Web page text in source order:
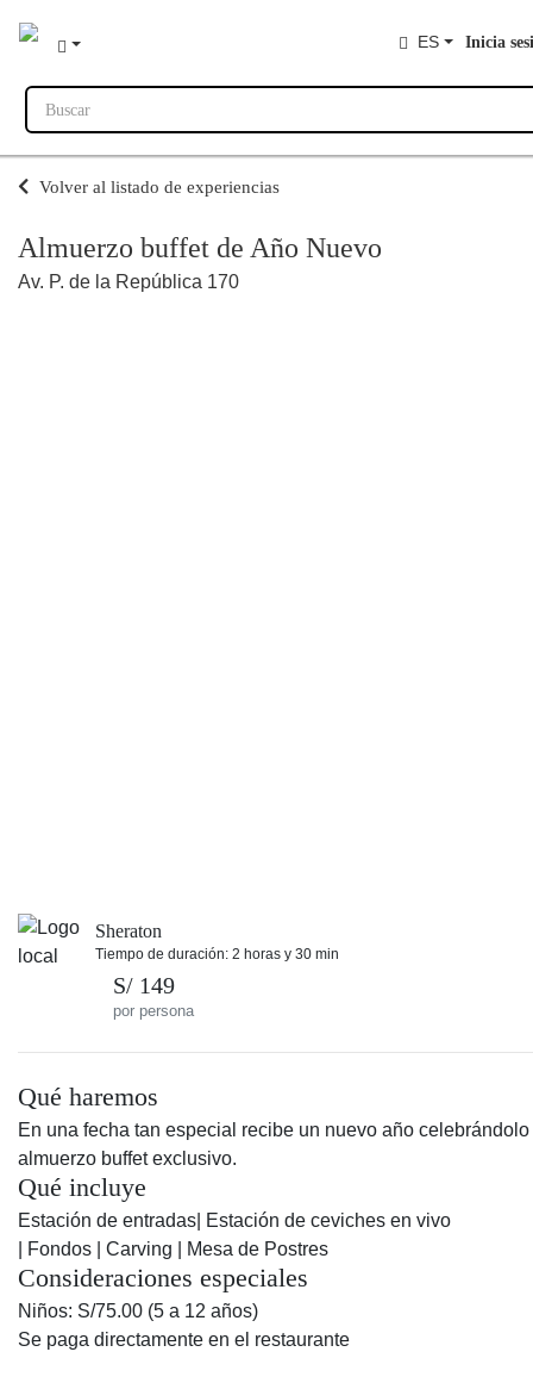
ES Inicia
Buscar
Volver al listado de experiencias
Almuerzo buffet de Año Nuevo
Av. P. de la República 170
Sheraton
Tiempo de duración: 2 horas y 30 min
S/ 149
por persona
Qué haremos
En una fecha tan especial recibe un nuevo año
almuerzo buffet exclusivo.
Qué incluye
Estación de entradas| Estación de ceviches en vivo
| Fondos | Carving | Mesa de Postres
Consideraciones especiales
Niños: S/75.00 (5 a 12 años)
Se paga directamente en el restaurante